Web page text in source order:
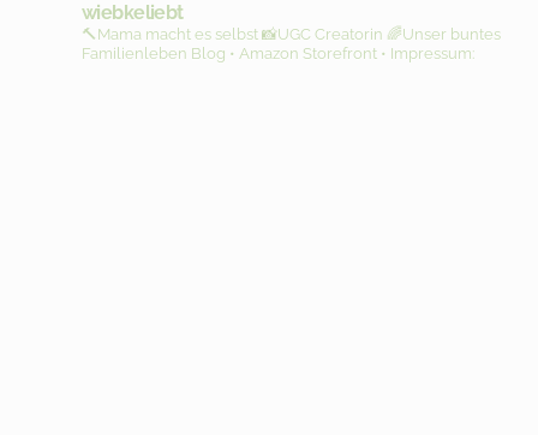
wiebkeliebt
🔨Mama macht es selbst📸UGC Creatorin 🌈Unser buntes
Familienleben Blog • Amazon Storefront • Impressum: